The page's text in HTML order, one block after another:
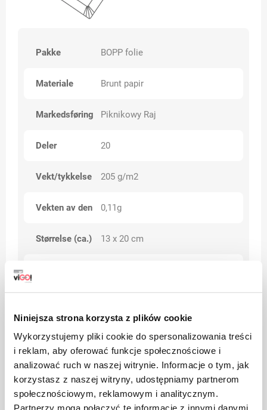
Niniejsza strona korzysta z plików cookie
Wykorzystujemy pliki cookie do spersonalizowania treści
i reklam, aby oferować funkcje społecznościowe i
analizować ruch w naszej witrynie. Informacje o tym, jak
korzystasz z naszej witryny, udostępniamy partnerom
społecznościowym, reklamowym i analitycznym.
Partnerzy mogą połączyć te informacje z innymi danymi
Pakke BOPP folie
Materiale Brunt papir
Markedsføring Piknikowy Raj
Deler 20
Vekt/tykkelse 205 g/m2
Vekten av den 0,11g
Størrelse (ca.) 13 x 20 cm
Kategorier BIO